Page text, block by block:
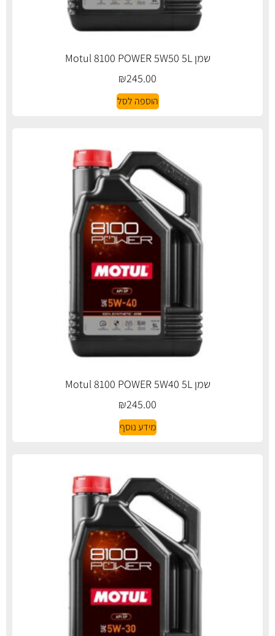
שמן Motul 8100 POWER 5W50 5L
₪245.00
הוספה לסל
שמן Motul 8100 POWER 5W40 5L
₪245.00
מידע נוסף